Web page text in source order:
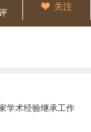
关注
学术经验继承工作